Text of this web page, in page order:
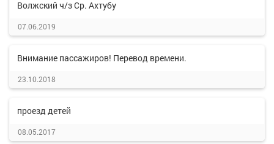
Волжский ч/з Ср. Ахтубу
07.06.2019
Внимание пассажиров! Перевод времени.
23.10.2018
проезд детей
08.05.2017